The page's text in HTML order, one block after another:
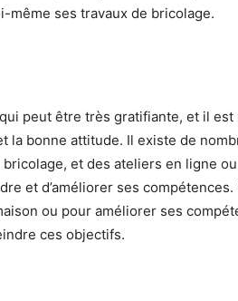
ses travaux de bricolage.
peut être très gratifiante, et il
la bonne attitude. Il existe de
et des ateliers en ligne
et d’améliorer ses
ou pour améliorer ses
ces objectifs.